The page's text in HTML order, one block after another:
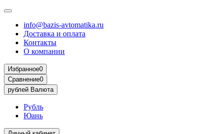
info@bazis-avtomatika.ru
Доставка и оплата
Контакты
О компании
Избранное0
Сравнение0
рублей Валюта
Рубль
Юань